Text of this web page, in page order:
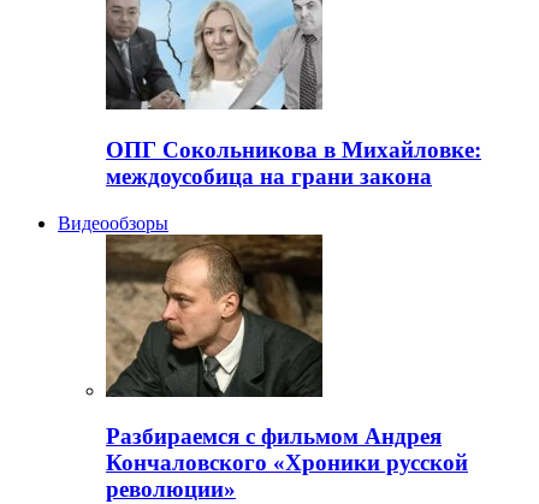
ОПГ Сокольникова в Михайловке:
междоусобица на грани закона
Видеообзоры
Разбираемся с фильмом Андрея
Кончаловского «Хроники русской
революции»